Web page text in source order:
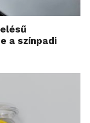
a színpadi